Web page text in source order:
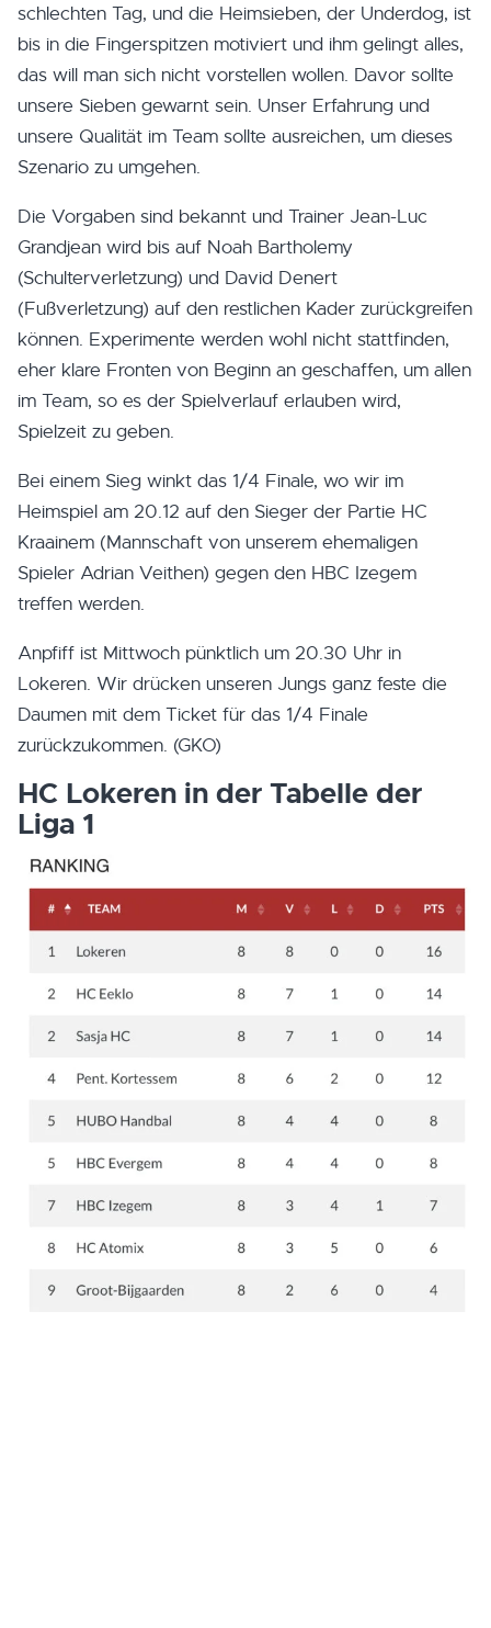
schlechten Tag, und die Heimsieben, der Underdog, ist
bis in die Fingerspitzen motiviert und ihm gelingt alles,
das will man sich nicht vorstellen wollen. Davor sollte
unsere Sieben gewarnt sein. Unser Erfahrung und
unsere Qualität im Team sollte ausreichen, um dieses
Szenario zu umgehen.
Die Vorgaben sind bekannt und Trainer Jean-Luc
Grandjean wird bis auf Noah Bartholemy
(Schulterverletzung) und David Denert
(Fußverletzung) auf den restlichen Kader zurückgreifen
können. Experimente werden wohl nicht stattfinden,
eher klare Fronten von Beginn an geschaffen, um allen
im Team, so es der Spielverlauf erlauben wird,
Spielzeit zu geben.
Bei einem Sieg winkt das 1/4 Finale, wo wir im
Heimspiel am 20.12 auf den Sieger der Partie HC
Kraainem (Mannschaft von unserem ehemaligen
Spieler Adrian Veithen) gegen den HBC Izegem
treffen werden.
Anpfiff ist Mittwoch pünktlich um 20.30 Uhr in
Lokeren. Wir drücken unseren Jungs ganz feste die
Daumen mit dem Ticket für das 1/4 Finale
zurückzukommen. (GKO)
HC Lokeren in der Tabelle der
Liga 1